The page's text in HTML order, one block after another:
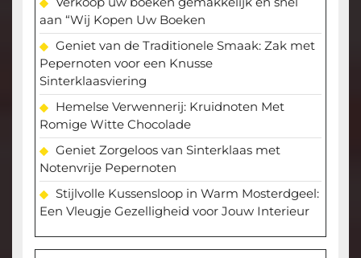
aan “Wij Kopen Uw Boeken
Geniet van de Traditionele Smaak: Zak met
Pepernoten voor een Knusse
Sinterklaasviering
Hemelse Verwennerij: Kruidnoten Met
Romige Witte Chocolade
Geniet Zorgeloos van Sinterklaas met
Notenvrije Pepernoten
Stijlvolle Kussensloop in Warm Mosterdgeel:
Een Vleugje Gezelligheid voor Jouw Interieur